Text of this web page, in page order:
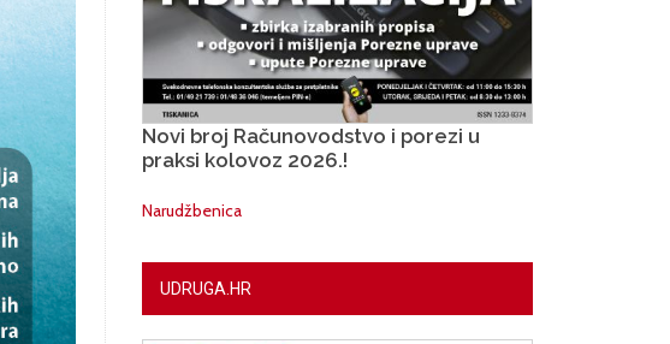
Novi broj Računovodstvo i porezi u
praksi kolovoz 2026.!
Narudžbenica
UDRUGA.HR